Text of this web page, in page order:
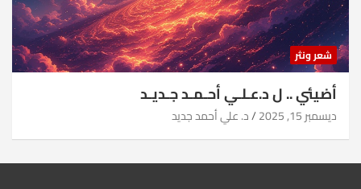
شعر ونثر
أضيئي .. ل د.عـلـي أحـمـد جـديـد
ديسمبر 15, 2025 د. علي أحمد جديد